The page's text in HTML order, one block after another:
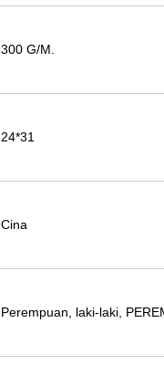
300 G/M.
24*31
Cina
Perempuan, laki-laki,